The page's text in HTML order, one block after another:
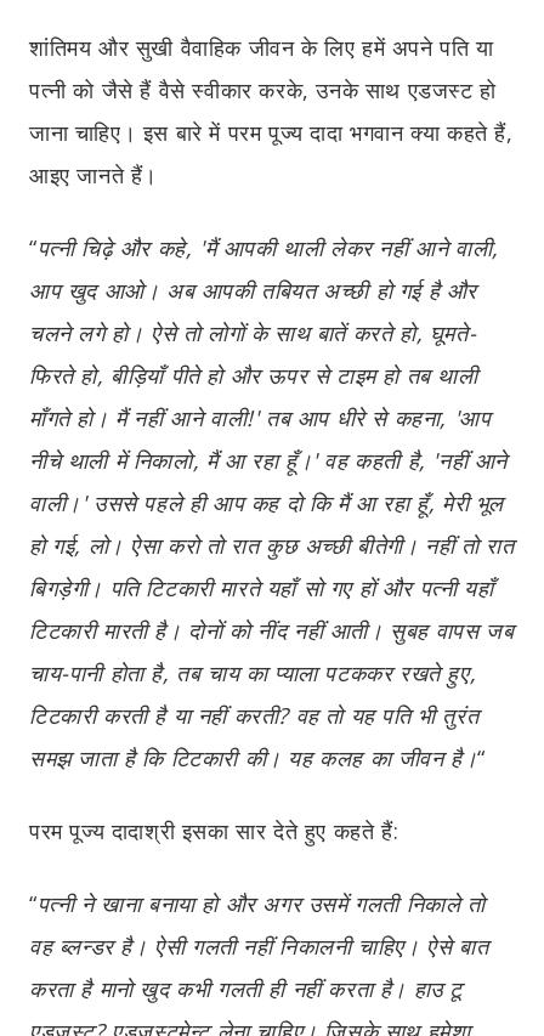
शांतिमय और सुखी वैवाहिक जीवन के लिए हमें अपने पति या
पत्नी को जैसे हैं वैसे स्वीकार करके, उनके साथ एडजस्ट हो
जाना चाहिए। इस बारे में परम पूज्य दादा भगवान क्या कहते हैं,
आइए जानते हैं।
“पत्नी चिढ़े और कहे, 'मैं आपकी थाली लेकर नहीं आने वाली,
आप खुद आओ। अब आपकी तबियत अच्छी हो गई है और
चलने लगे हो। ऐसे तो लोगों के साथ बातें करते हो, घूमते-
फिरते हो, बीड़ियाँ पीते हो और ऊपर से टाइम हो तब थाली
माँगते हो। मैं नहीं आने वाली!' तब आप धीरे से कहना, 'आप
नीचे थाली में निकालो, मैं आ रहा हूँ।' वह कहती है, 'नहीं आने
वाली।' उससे पहले ही आप कह दो कि मैं आ रहा हूँ, मेरी भूल
हो गई, लो। ऐसा करो तो रात कुछ अच्छी बीतेगी। नहीं तो रात
बिगड़ेगी। पति टिटकारी मारते यहाँ सो गए हों और पत्नी यहाँ
टिटकारी मारती है। दोनों को नींद नहीं आती। सुबह वापस जब
चाय-पानी होता है, तब चाय का प्याला पटककर रखते हुए,
टिटकारी करती है या नहीं करती? वह तो यह पति भी तुरंत
समझ जाता है कि टिटकारी की। यह कलह का जीवन है।“
परम पूज्य दादाश्री इसका सार देते हुए कहते हैं:
“पत्नी ने खाना बनाया हो और अगर उसमें गलती निकाले तो
वह ब्लन्डर है। ऐसी गलती नहीं निकालनी चाहिए। ऐसे बात
करता है मानो खुद कभी गलती ही नहीं करता है। हाउ टू